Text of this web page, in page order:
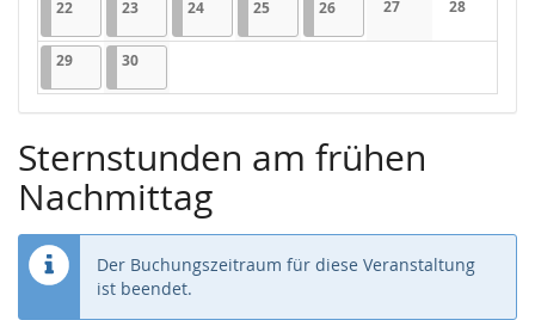
2222.06.2026
1 Veranstaltung
2323.06.2026
1 Veranstaltung
2424.06.2026
1 Veranstaltung
2525.06.2026
1 Veranstaltung
2626.06.2026
1 Veranstaltung
27
Keine
28
Keine
2929.06.2026
1 Veranstaltung
3030.06.2026
1 Veranstaltung
Sternstunden am frühen
Nachmittag
Der Buchungszeitraum für diese Veranstaltung
ist beendet.